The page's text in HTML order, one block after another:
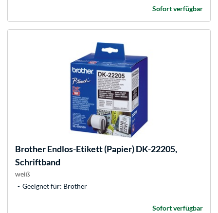
Sofort verfügbar
BrotherEndlos-Etikett (Papier) DK-22205,
Schriftband
weiß
Geeignet für: Brother
Sofort verfügbar